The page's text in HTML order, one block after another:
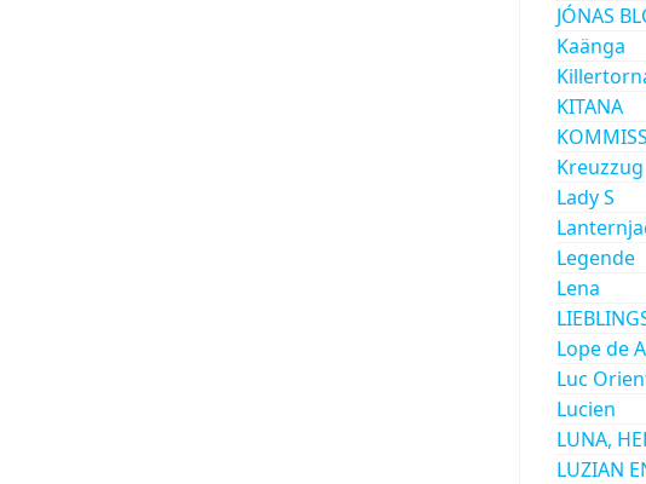
JÓNAS
Kaänga
KITANA
Kreuzzug
Lady S
Legende
Lena
Lope de
Luc
Lucien
LUNA,
LUZIAN